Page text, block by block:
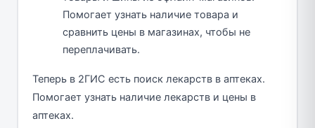
Помогает узнать наличие товара и
сравнить цены в магазинах, чтобы не
переплачивать.
Теперь в 2ГИС есть поиск лекарств в аптеках.
Помогает узнать наличие лекарств и цены в
аптеках.